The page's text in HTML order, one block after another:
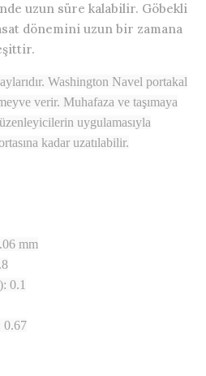
uzun süre kalabilir. Göbekli
dönemini uzun bir zamana
Washington Navel portakal
verir. Muhafaza ve taşımaya
uygulamasıyla
kadar uzatılabilir.
mm
0.1
0.67